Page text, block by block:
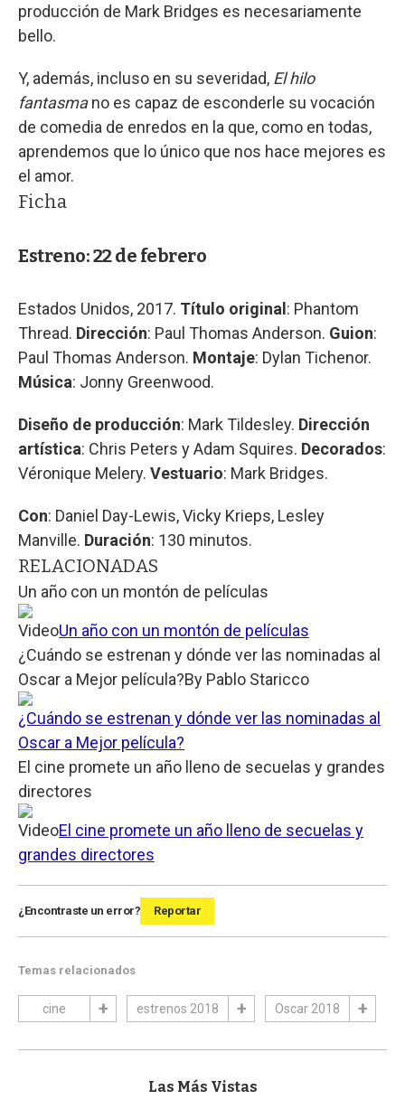
producción de Mark Bridges es necesariamente
bello.
Y, además, incluso en su severidad, El hilo
fantasmano es capaz de esconderle su vocación
de comedia de enredos en la que, como en todas,
aprendemos que lo único que nos hace mejores es
el amor.
Ficha
Estreno: 22 de febrero
Estados Unidos, 2017. Título original : Phantom
Thread. Dirección: Paul Thomas Anderson. Guion:
Paul Thomas Anderson. Montaje: Dylan Tichenor.
Música: Jonny Greenwood.
Diseño de producción: Mark Tildesley. Dirección
artística: Chris Peters y Adam Squires. Decorados:
Véronique Melery. Vestuario: Mark Bridges.
Con: Daniel Day-Lewis, Vicky Krieps, Lesley
Manville. Duración: 130 minutos.
RELACIONADAS
Un año con un montón de películas
VideoUn año con un montón de películas
¿Cuándo se estrenan y dónde ver las nominadas al
Oscar a Mejor película?By Pablo Staricco
¿Cuándo se estrenan y dónde ver las nominadas al
Oscar a Mejor película?
El cine promete un año lleno de secuelas y grandes
directores
VideoEl cine promete un año lleno de secuelas y
grandes directores
¿Encontraste un error? Reportar
Temas relacionados
cine estrenos 2018 Oscar 2018
Las Más Vistas